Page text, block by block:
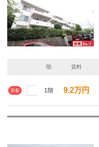
階 賃料
新着 1階 9.2万円